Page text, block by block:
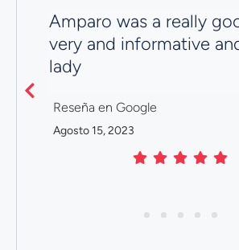
Amparo was a really
very and informative
lady
Reseña en Google
Agosto 15, 2023